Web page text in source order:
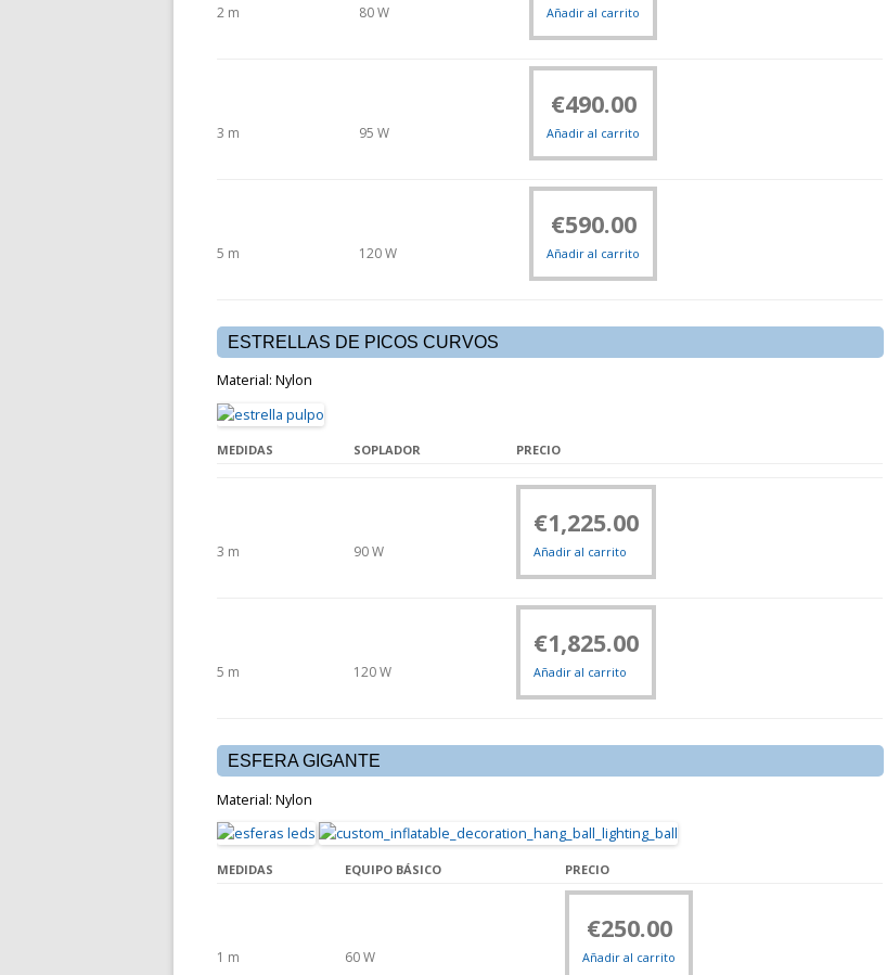
2 m 80 W Añadir al carrito
3 m 95 W
€490.00
Añadir al carrito
5 m 120 W
€590.00
Añadir al carrito
ESTRELLAS DE PICOS CURVOS
Material: Nylon
MEDIDAS SOPLADOR PRECIO
3 m 90 W
€1,225.00
Añadir al carrito
5 m 120 W
€1,825.00
Añadir al carrito
ESFERA GIGANTE
Material: Nylon
MEDIDAS EQUIPO BÁSICO PRECIO
1 m 60 W
€250.00
Añadir al carrito